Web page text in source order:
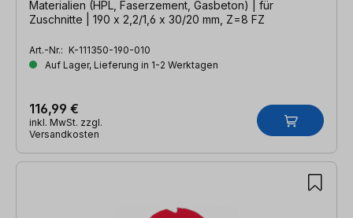
Materialien (HPL, Faserzement, Gasbeton) | für
Zuschnitte | 190 x 2,2/1,6 x 30/20 mm, Z=8 FZ
Art.-Nr.: K-111350-190-010
Auf Lager, Lieferung in 1-2 Werktagen
116,99 €
inkl. MwSt. zzgl.
Versandkosten